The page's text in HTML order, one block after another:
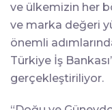
ve ülkemizin her
ve marka değeri
önemli
Türkiye İş
gerçekleştiriliyor.